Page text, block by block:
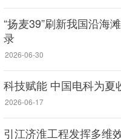
“扬麦39”刷新我国沿海
录
2026-06-30
科技赋能 中国电科为夏
2026-06-17
引江济淮工程发挥多维